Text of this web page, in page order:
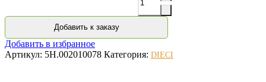
Добавить к заказу
Добавить в избранное
Артикул: 5H.002010078 Категория: DIECI